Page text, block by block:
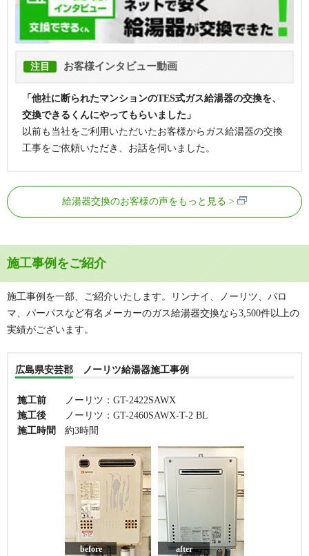
注目 お客様インタビュー動画
「他社に断られたマンションのTES式ガス給湯器の交換を、
交換できるくんにやってもらいました」
以前も当社をご利用いただいたお客様からガス給湯器の交換
工事をご依頼いただき、お話を伺いました。
給湯器交換のお客様の声をもっと見る
施工事例をご紹介
施工事例を一部、ご紹介いたします。リンナイ、ノーリツ、パロ
マ、パーパスなど有名メーカーのガス給湯器交換なら3,500件以上の
実績がございます。
広島県安芸郡 ノーリツ給湯器施工事例
施工前
ノーリツ：GT-2422SAWX
施工後
ノーリツ：GT-2460SAWX-T-2 BL
施工時間
約3時間
before after